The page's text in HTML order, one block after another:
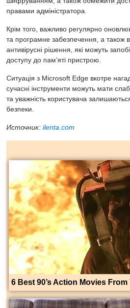
правами адміністратора.
Крім того, важливо регулярно
та програмне забезпечення, а також
антивірусні рішення, які можуть
доступу до пам’яті пристрою.
Ситуація з Microsoft Edge вкотре
сучасні інструменти можуть мати
та уважність користувача
безпеки.
Источник: ilenta.com
6 Best 90’s Action Movies